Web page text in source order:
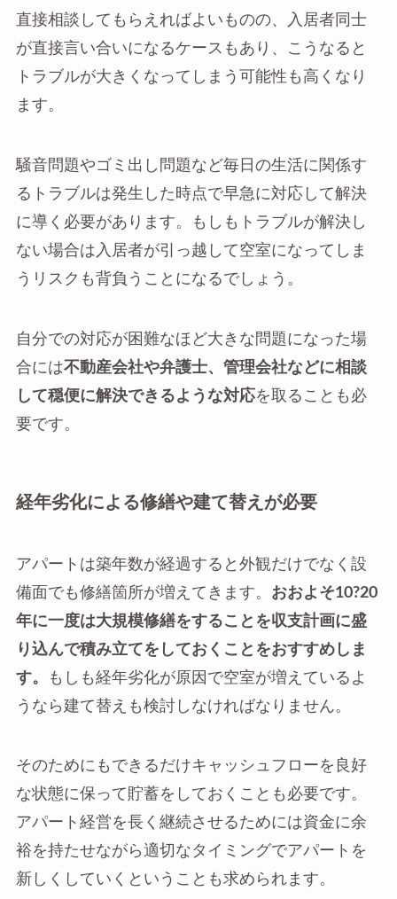
直接相談してもらえればよいものの、入居者同士
が直接言い合いになるケースもあり、こうなると
トラブルが大きくなってしまう可能性も高くなり
ます。
騒音問題やゴミ出し問題など毎日の生活に関係す
るトラブルは発生した時点で早急に対応して解決
に導く必要があります。もしもトラブルが解決し
ない場合は入居者が引っ越して空室になってしま
うリスクも背負うことになるでしょう。
自分での対応が困難なほど大きな問題になった場
合には不動産会社や弁護士、管理会社などに相談
して穏便に解決できるような対応を取ることも必
要です。
経年劣化による修繕や建て替えが必要
アパートは築年数が経過すると外観だけでなく設
備面でも修繕箇所が増えてきます。 おおよそ10?20
年に一度は大規模修繕をすることを収支計画に盛
り込んで積み立てをしておくことをおすすめしま
す。
もしも経年劣化が原因で空室が増えているよ
うなら建て替えも検討しなければなりません。
そのためにもできるだけキャッシュフローを良好
な状態に保って貯蓄をしておくことも必要です。
アパート経営を長く継続させるためには資金に余
裕を持たせながら適切なタイミングでアパートを
新しくしていくということも求められます。